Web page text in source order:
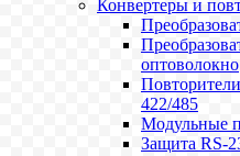
Конвертеры и
оптоволокно
422/485
Модульные
Защита RS-